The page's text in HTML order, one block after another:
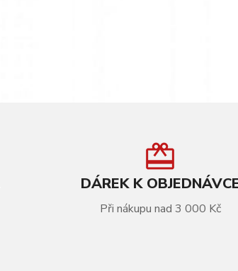
DÁREK K
Při nákupu nad 3 000 Kč